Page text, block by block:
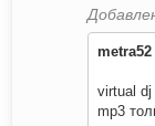
metra52
virtual
mp3